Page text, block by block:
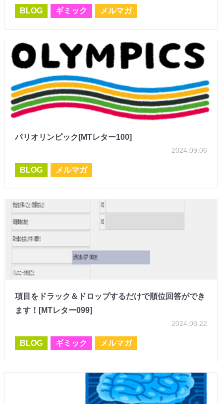
BLOG ギミック メルマガ
パリオリンピック[MTレター100]
2024.09.06
BLOG メルマガ
項目をドラック＆ドロップするだけで順位回答ができ
ます！[MTレター099]
2024.08.22
BLOG ギミック メルマガ